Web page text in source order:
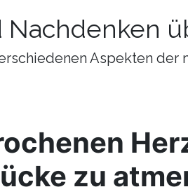
Aspekten der
zu